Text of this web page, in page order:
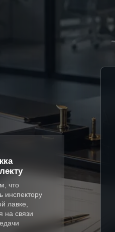
что
инспектору
лавке,
на связи